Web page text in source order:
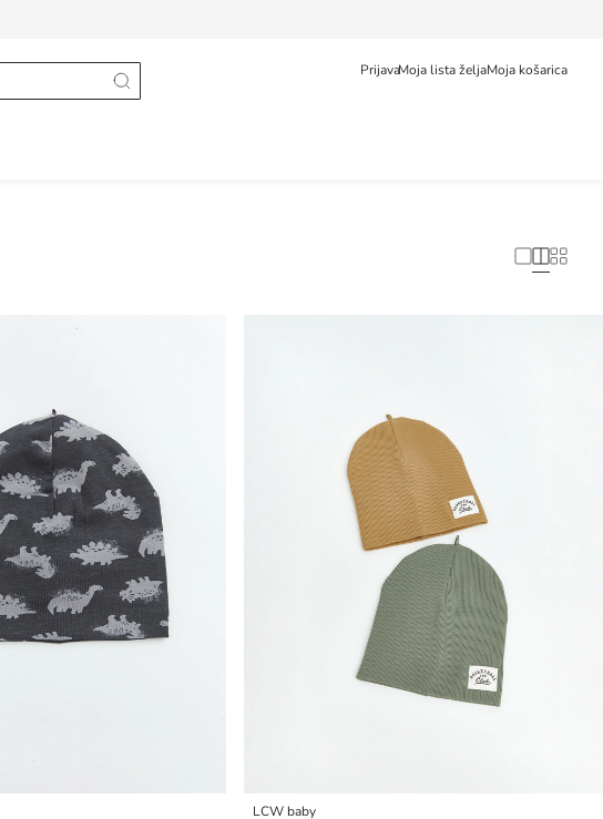
PrijavaMoja lista željaMoja košarica
LCW baby